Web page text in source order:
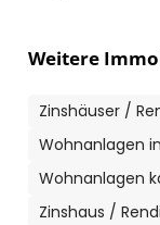
Weitere
Zinshäuser /
Wohnanlagen
Wohnanlagen
Zinshaus /